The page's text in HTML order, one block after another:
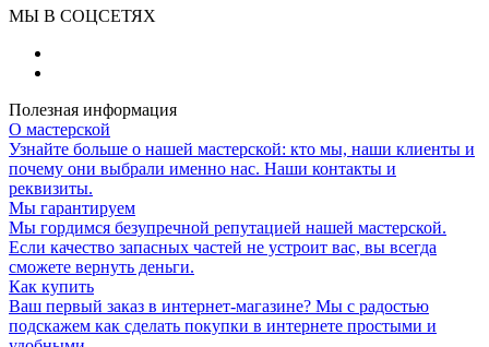
МЫ В СОЦСЕТЯХ
Полезная информация
О мастерской
Узнайте больше о нашей мастерской: кто мы, наши клиенты и
почему они выбрали именно нас. Наши контакты и
реквизиты.
Мы гарантируем
Мы гордимся безупречной репутацией нашей мастерской.
Если качество запасных частей не устроит вас, вы всегда
сможете вернуть деньги.
Как купить
Ваш первый заказ в интернет-магазине? Мы с радостью
подскажем как сделать покупки в интернете простыми и